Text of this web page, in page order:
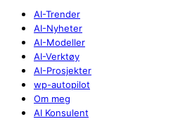
AI-Trender
AI-Nyheter
AI-Modeller
AI-Verktøy
AI-Prosjekter
wp-autopilot
Om meg
AI Konsulent